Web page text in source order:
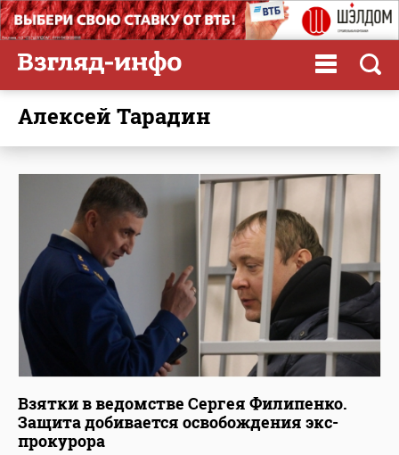
Алексей Тарадин
Взятки в ведомстве Сергея Филипенко.
Защита добивается освобождения экс-
прокурора